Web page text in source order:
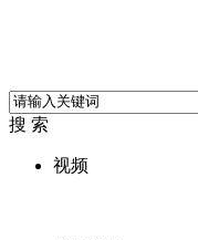
搜 索
视频